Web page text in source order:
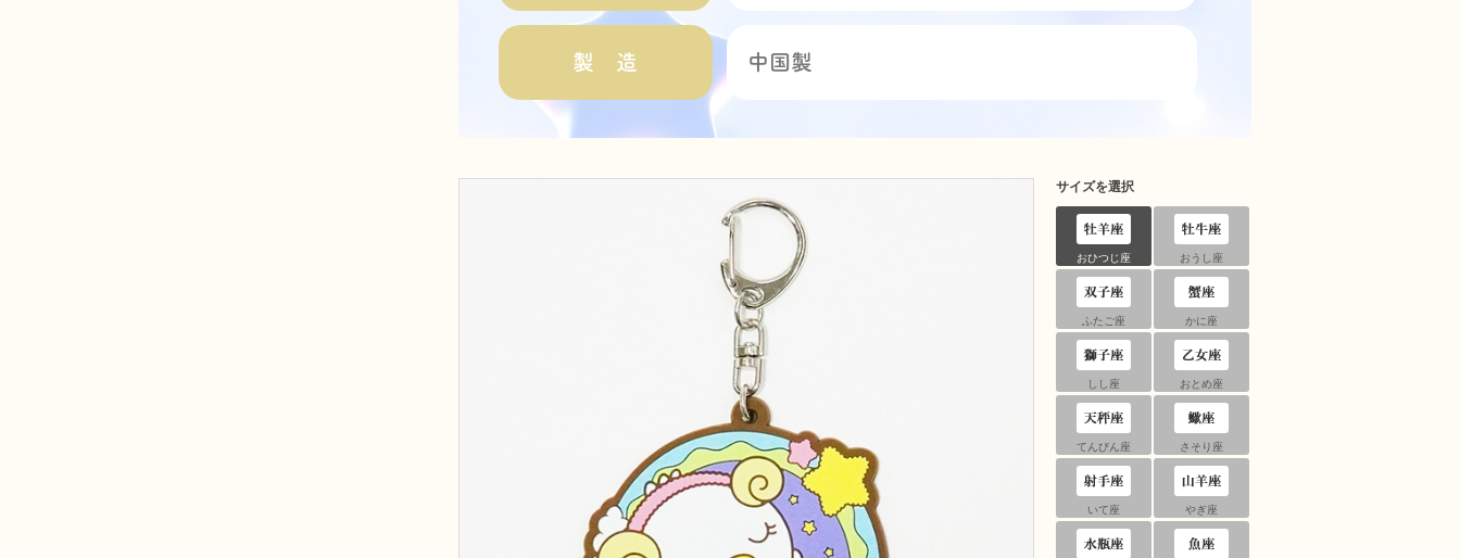
製 造 中国製
サイズを選択
おひつじ座 おうし座
ふたご座 かに座
しし座 おとめ座
てんびん座 さそり座
いて座 やぎ座